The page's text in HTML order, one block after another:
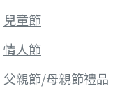
兒童節
情人節
父親節/母親節禮品